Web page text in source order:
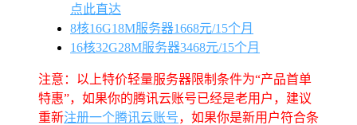
点此直达
8核16G18M服务器1668元/15个月
16核32G28M服务器3468元/15个月
注意：以上特价轻量服务器限制条件为“产品首单
特惠”，如果你的腾讯云账号已经是老用户，建议
重新注册一个腾讯云账号，如果你是新用户符合条